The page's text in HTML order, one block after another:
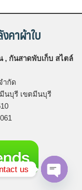
คาผ้าใบ
, กันสาดพับเก็บ สไตล์
ากัด
นบุรี เขตมีนบุรี
us